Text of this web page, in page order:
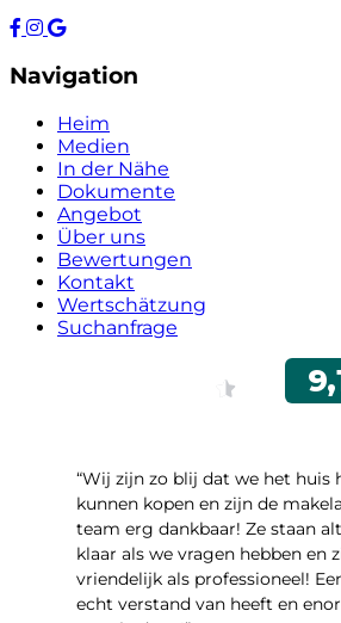
Navigation
Heim
Medien
In der Nähe
Dokumente
Angebot
Über uns
Bewertungen
Kontakt
Wertschätzung
Suchanfrage
“Wij zijn zo blij dat we het huis
kunnen kopen en zijn de
team erg dankbaar! Ze staan
klaar als we vragen hebben en
vriendelijk als professioneel!
echt verstand van heeft en